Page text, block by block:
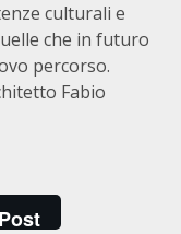
culturali e
che in futuro
percorso.
Fabio
Post